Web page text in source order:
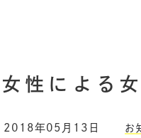
女性による
2018年05月13日 お